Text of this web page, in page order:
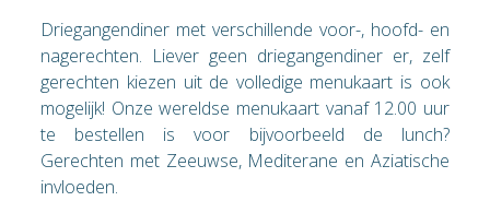
Driegangendiner met verschillende voor-, hoofd- en
nagerechten. Liever geen driegangendiner er, zelf
gerechten kiezen uit de volledige menukaart is ook
mogelijk! Onze wereldse menukaart vanaf 12.00 uur
te bestellen is voor bijvoorbeeld de lunch?
Gerechten met Zeeuwse, Mediterane en Aziatische
invloeden.